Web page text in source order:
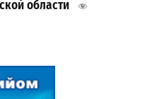
области